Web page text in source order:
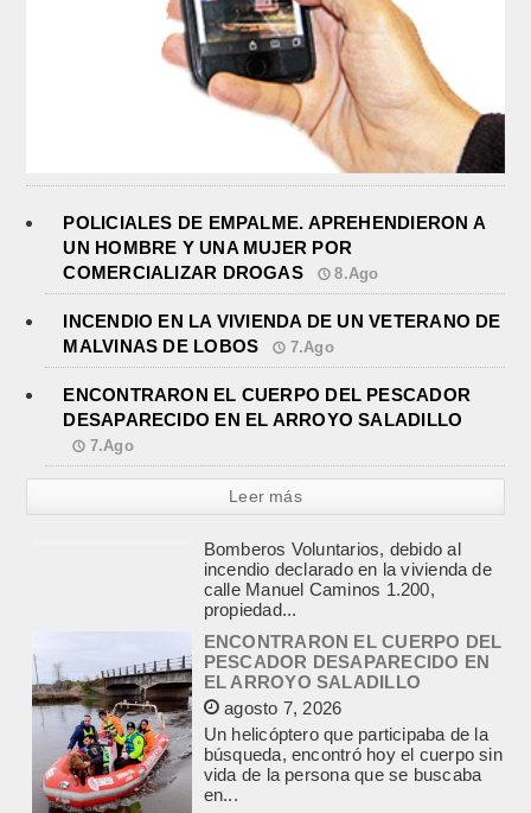
POLICIALES DE EMPALME. APREHENDIERON A
UN HOMBRE Y UNA MUJER POR
COMERCIALIZAR DROGAS
8.Ago
INCENDIO EN LA VIVIENDA DE UN VETERANO DE
MALVINAS DE LOBOS
7.Ago
ENCONTRARON EL CUERPO DEL PESCADOR
DESAPARECIDO EN EL ARROYO SALADILLO
7.Ago
Leer más
ENCONTRARON EL CUERPO DEL
PESCADOR DESAPARECIDO EN
EL ARROYO SALADILLO
agosto 7, 2026
Un helicóptero que participaba de la
búsqueda, encontró hoy el cuerpo sin
vida de la persona que se buscaba
en...
LA CAPILLA SAN CAYETANO
COLMADA EN LA MISA CENTRAL
DE LA FIESTA DEL SANTO DEL
PAN Y EL TRABAJO